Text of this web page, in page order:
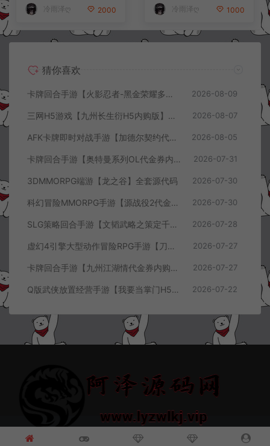
+详细搭建教程+视频教程
冷雨泽ღ 2000
+视频教程
冷雨泽ღ 1000
猜你喜欢
卡牌回合手游【火影忍者-黑金荣耀多区跨服平台币内购版】8月最新整理Linux手工服务端+CDK授权后台+安卓+详细搭建教程+视频教程 2026-08-09
三网H5游戏【九州长生衍H5内购版】8月最新整理Linux手工服务端+管理后台+GM授权后台+简易安卓客户端+详细搭建教程+视频教程 2026-08-07
AFK卡牌即时对战手游【加德尔契约代金券内购修复版】8月最新整理Linux手工服务端+前后端全套源码+CDK授权后台+安卓苹果双端+详细搭建教程+视频教程 2026-08-05
卡牌回合手游【奥特曼系列OL代金券内购闪耀金兔多区版】7月最新整理Linux手工服务端+加解密工具+CDK授权后台+安卓+详细搭建教程+视频教程 2026-07-31
3DMMORPG端游【龙之谷】全套源代码 2026-07-30
科幻冒险MMORPG手游【源战役2代金券内购开区版】7月最新整理Linux手工服务端+配套源码+多功能管理后台+支付后台+CDK授权后台+安卓+详细搭建教程+视频教程 2026-07-30
SLG策略回合手游【文韬武略之策定千军代金券内购版】7月最新整理Linux手工服务端+前后端全套源码+管理后台+CDK授权后台+PC安卓+详细搭建教程+视频教程 2026-07-28
虚幻4引擎大型动作冒险RPG手游【刀锋战记2-邪恶回归】7月最新整理Linux手工服务端+全套前后端源码+管理后台+CDK授权后台+PC安卓苹果+详细搭建教程+视频教程 2026-07-27
卡牌回合手游【九州江湖情代金券内购版】7月最新整理Linux手工服务端+CDK授权后台+安卓苹果双端+详细搭建教程+视频教程 2026-07-27
Q版武侠放置经营手游【我要当掌门H5代金券内购版】7月最新整理Linux手工服务端+全套前后端源码+CDK授权后台+H5安卓苹果三端+详细搭建教程+视频教程 2026-07-22
© 2021~2026 阿泽源码网 www.lyzwlkj.vip 冷雨泽
豫